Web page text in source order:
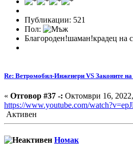
Публикации: 521
Пол:
Благороден!шаман!крадец на
Re: Ветромобил-Инженери VS Законите на
« Отговор #37 -: Октомври 16,
https://www.youtube.com/
Активен
Номак